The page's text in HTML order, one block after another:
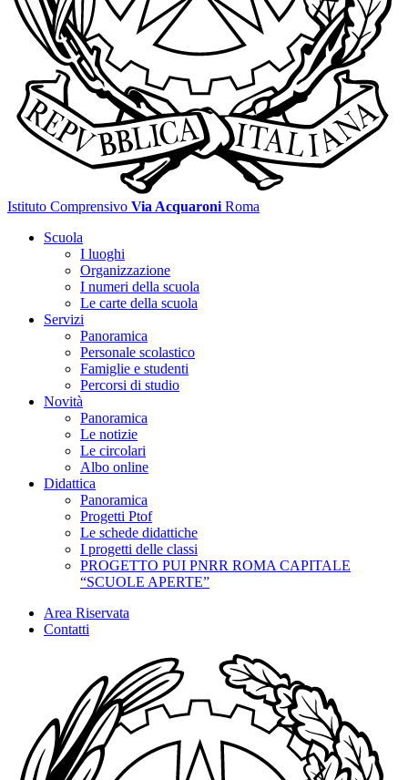
Istituto Comprensivo Via Acquaroni Roma
Scuola
I luoghi
Organizzazione
I numeri della scuola
Le carte della scuola
Servizi
Panoramica
Personale scolastico
Famiglie e studenti
Percorsi di studio
Novità
Panoramica
Le notizie
Le circolari
Albo online
Didattica
Panoramica
Progetti Ptof
Le schede didattiche
I progetti delle classi
PROGETTO PUI PNRR ROMA CAPITALE
“SCUOLE APERTE”
Area Riservata
Contatti